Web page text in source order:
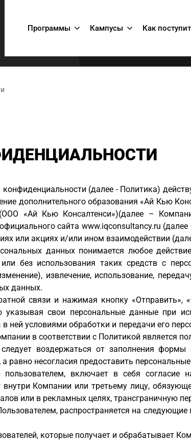
Программы Кампусы Как
(далее - Политика)
дополнительного образования «Ай Кью
«Ай Кью Консалтенси»)(далее –
сайта www.iqconsultancy.ru (далее
или акциях и/или ином взаимодействии
данных понимается любое
без использования таких средств с
извлечение, использование,
данных.
связи и нажимая кнопку «Отправить»,
указывая свои персональные данные при
ней условиями обработки и передачи его
в соответствии с Политикой является
воздержаться от заполнения
равно несогласия предоставить
пользователем, включает в себя согласие
внутри Компании или третьему лицу,
или в рекламных целях, трансграничную
распространяется на
которые получает и обрабатывает